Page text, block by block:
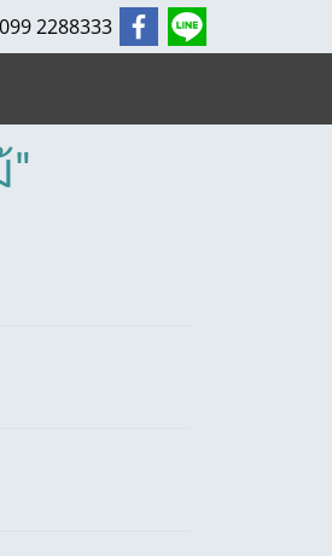
2288333